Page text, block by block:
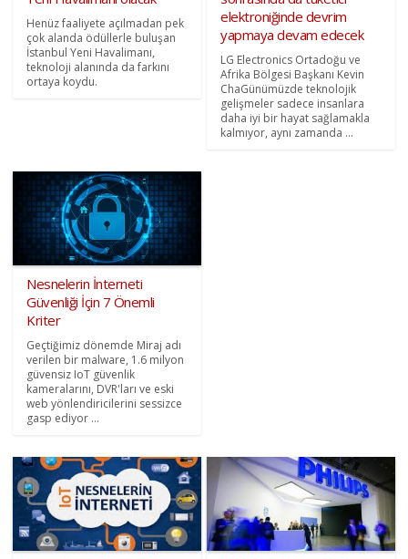
Henüz faaliyete açılmadan pek
çok alanda ödüllerle buluşan
İstanbul Yeni Havalimanı,
teknoloji alanında da farkını
ortaya koydu.
elektroniğinde devrim
yapmaya devam edecek
LG Electronics Ortadoğu ve
Afrika Bölgesi Başkanı Kevin
ChaGünümüzde teknolojik
gelişmeler sadece insanlara
daha iyi bir hayat sağlamakla
kalmıyor, aynı zamanda ...
Nesnelerin İnterneti
Güvenliği İçin 7 Önemli
Kriter
Geçtiğimiz dönemde Miraj adı
verilen bir malware, 1.6 milyon
güvensiz IoT güvenlik
kameralarını, DVR'ları ve eski
web yönlendiricilerini sessizce
gasp ediyor ...